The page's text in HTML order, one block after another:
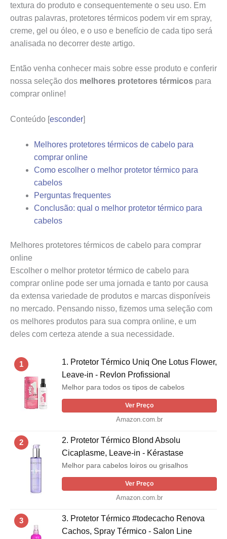
textura do produto e consequentemente o seu uso. Em
outras palavras, protetores térmicos podem vir em spray,
creme, gel ou óleo, e o uso e benefício de cada tipo será
analisada no decorrer deste artigo.
Então venha conhecer mais sobre esse produto e conferir
nossa seleção dos melhores protetores térmicos para
comprar online!
Conteúdo [esconder]
Melhores protetores térmicos de cabelo para
comprar online
Como escolher o melhor protetor térmico para
cabelos
Perguntas frequentes
Conclusão: qual o melhor protetor térmico para
cabelos
Melhores protetores térmicos de cabelo para comprar
online
Escolher o melhor protetor térmico de cabelo para
comprar online pode ser uma jornada e tanto por causa
da extensa variedade de produtos e marcas disponíveis
no mercado. Pensando nisso, fizemos uma seleção com
os melhores produtos para sua compra online, e um
deles com certeza atende a sua necessidade.
1
1. Protetor Térmico Uniq One Lotus Flower,
Leave-in - Revlon Profissional
Melhor para todos os tipos de cabelos
Ver Preço
Amazon.com.br
2
2. Protetor Térmico Blond Absolu
Cicaplasme, Leave-in - Kérastase
Melhor para cabelos loiros ou grisalhos
Ver Preço
Amazon.com.br
3
3. Protetor Térmico #todecacho Renova
Cachos, Spray Térmico - Salon Line